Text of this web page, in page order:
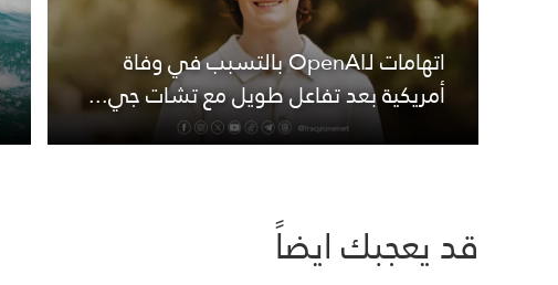
اتهامات لـOpenAI بالتسبب في وفاة
أمريكية بعد تفاعل طويل مع تشات جي...
قد يعجبك ايضاً